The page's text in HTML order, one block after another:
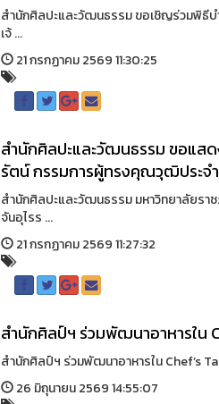
สำนักศิลปะและวัฒนธรรม ขอเชิญร่วมพิธีบ
เจ้ ...
21 กรกฏาคม 2569 11:30:25
สำนักศิลปะและวัฒนธรรม ขอแส
รัตน์ กรรมการผู้ทรงคุณวุฒิประจ
สำนักศิลปะและวัฒนธรรม มหาวิทยาลัยร
จันอุไรร ...
21 กรกฏาคม 2569 11:27:32
สำนักศิลป์ฯ ร่วมพัฒนาอาหารใน
สำนักศิลป์ฯ ร่วมพัฒนาอาหารใน Chef’s
26 มิถุนายน 2569 14:55:07